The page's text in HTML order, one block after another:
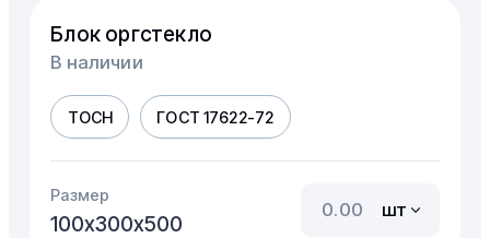
Блок оргстекло
В наличии
ТОСН ГОСТ 17622-72
Размер
100х300х500
шт